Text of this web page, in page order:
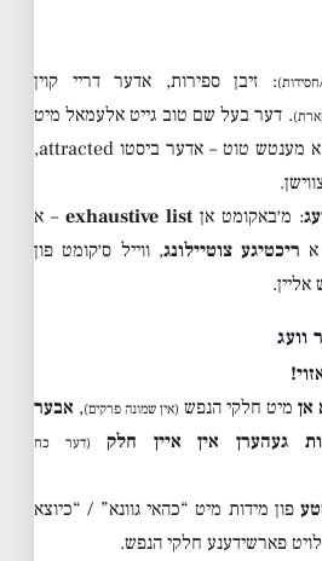
: זיבן ספירות, אדער דריי קוין
. דער בעל שם טוב גייט אלעמאל מיט
דער נקודה: יעדע זאך וואס א מענטש טוט – אדער ביסטו attracted,
: מ׳באקומט אןexhaustive list– א
א ריכטיגע צוטיילונג, ווייל ס׳קומט פון
אןמיט חלקי הנפש (אין שמונה פרקים), אבער
געהערן אין איין חלק
(דער כח
פון מידות מיט “כהאי גוונא” / “כיוצא
לויט פארשידענע חלקי הנפש.